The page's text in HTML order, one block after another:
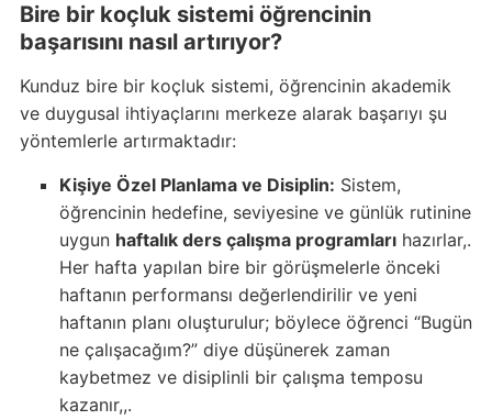
Bire bir koçluk sistemi öğrencinin
başarısını nasıl artırıyor?
Kunduz bire bir koçluk sistemi, öğrencinin akademik
ve duygusal ihtiyaçlarını merkeze alarak başarıyı şu
yöntemlerle artırmaktadır:
Kişiye Özel Planlama ve Disiplin: Sistem,
öğrencinin hedefine, seviyesine ve günlük rutinine
uygun haftalık ders çalışma programlarıhazırlar,.
Her hafta yapılan bire bir görüşmelerle önceki
haftanın performansı değerlendirilir ve yeni
haftanın planı oluşturulur; böylece öğrenci “Bugün
ne çalışacağım?” diye düşünerek zaman
kaybetmez ve disiplinli bir çalışma temposu
kazanır,,.